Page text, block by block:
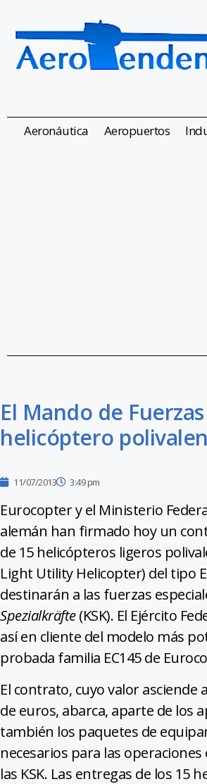
Aeronáutica Aeropuertos
El Mando de
helicóptero
11/07/2013 3:49 pm
Eurocopter y el Ministerio
alemán han firmado hoy un
de 15 helicópteros ligeros
Light Utility Helicopter) del tipo
destinarán a las fuerzas
Spezialkräfte(KSK). El Ejército
así en cliente del modelo más
probada familia EC145 de
El contrato, cuyo valor asciende
de euros, abarca, aparte de los
también los paquetes de
necesarios para las operaciones
las KSK. Las entregas de los